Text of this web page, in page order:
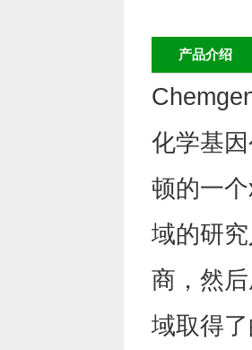
产品介绍
化学基
顿的一
域的研
商，然
域取得